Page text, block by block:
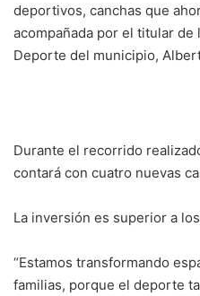
deportivos, canchas que
acompañada por el titular
Deporte del municipio,
Durante el recorrido
contará con cuatro nuevas
La inversión es superior a
“Estamos transformando
familias, porque el deporte